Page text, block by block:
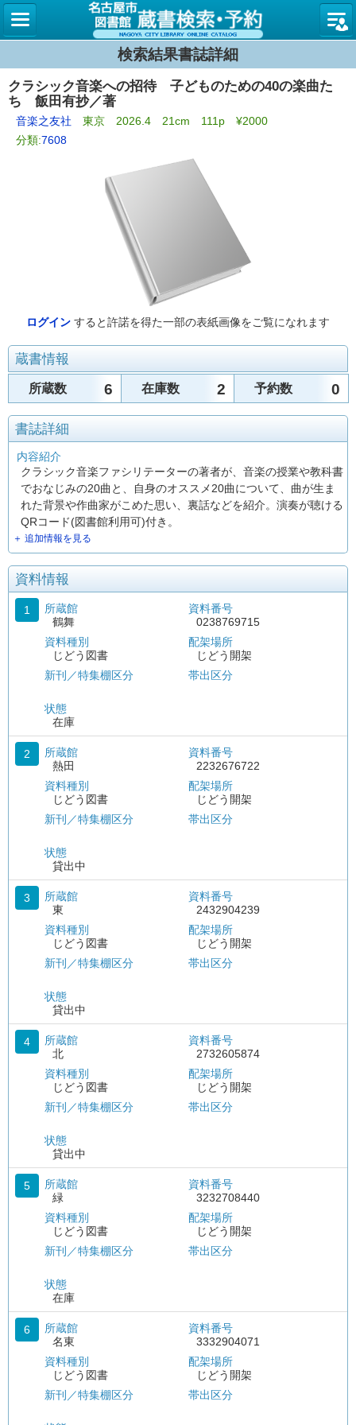
名古屋
検索結果書誌詳細
クラシック音楽への招待 子どものための40の楽曲た
ち 飯田有抄／著
音楽之友社 東京 2026.4 21cm 111p ¥2000
分類:7608
ログイン すると許諾を得た一部の表紙画像をご覧になれます
蔵書情報
所蔵数 6 在庫数 2 予約数 0
書誌詳細
内容紹介
クラシック音楽ファシリテーターの著者が、音楽の授業や教科書
でおなじみの20曲と、自身のオススメ20曲について、曲が生ま
れた背景や作曲家がこめた思い、裏話などを紹介。演奏が聴ける
QRコード(図書館利用可)付き。
＋ 追加情報を見る
資料情報
1
所蔵館
鶴舞
資料種別
じどう図書
新刊／特集棚区分
状態
在庫
資料番号
0238769715
配架場所
じどう開架
帯出区分
2
所蔵館
熱田
資料種別
じどう図書
新刊／特集棚区分
状態
貸出中
資料番号
2232676722
配架場所
じどう開架
帯出区分
3
所蔵館
東
資料種別
じどう図書
新刊／特集棚区分
状態
貸出中
資料番号
2432904239
配架場所
じどう開架
帯出区分
4
所蔵館
北
資料種別
じどう図書
新刊／特集棚区分
状態
貸出中
資料番号
2732605874
配架場所
じどう開架
帯出区分
5
所蔵館
緑
資料種別
じどう図書
新刊／特集棚区分
状態
在庫
資料番号
3232708440
配架場所
じどう開架
帯出区分
6
所蔵館
名東
資料種別
じどう図書
新刊／特集棚区分
資料番号
3332904071
配架場所
じどう開架
帯出区分